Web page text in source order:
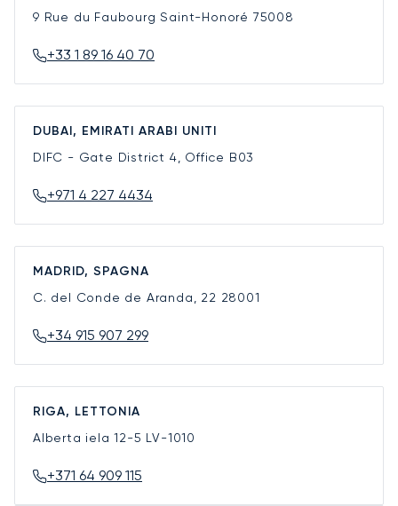
9 Rue du Faubourg Saint-Honoré 75008
+33 1 89 16 40 70
DUBAI, EMIRATI ARABI UNITI
DIFC - Gate District 4, Office B03
+971 4 227 4434
MADRID, SPAGNA
C. del Conde de Aranda, 22 28001
+34 915 907 299
RIGA, LETTONIA
Alberta iela 12-5 LV-1010
+371 64 909 115